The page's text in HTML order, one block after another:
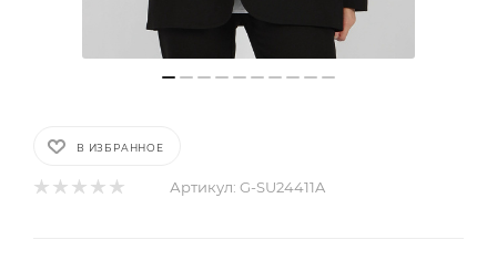
В ИЗБРАННОЕ
Артикул: G-SU24411A